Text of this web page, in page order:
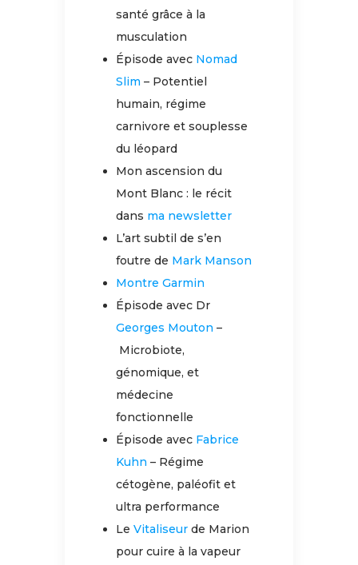
santé grâce à la
musculation
Épisode avec Nomad
Slim – Potentiel
humain, régime
carnivore et souplesse
du léopard
Mon ascension du
Mont Blanc : le récit
dans ma newsletter
L’art subtil de s’en
foutre de Mark Manson
Montre Garmin
Épisode avec Dr
Georges Mouton –
Microbiote,
génomique, et
médecine
fonctionnelle
Épisode avec Fabrice
Kuhn – Régime
cétogène, paléofit et
ultra performance
Le Vitaliseurde Marion
pour cuire à la vapeur